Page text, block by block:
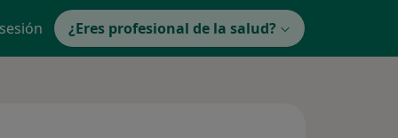
¿Eres profesional de la salud?